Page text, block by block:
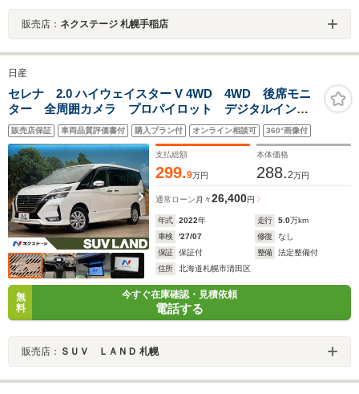
販売店： ネクステージ 札幌手稲店
日産
セレナ 2.0 ハイウェイスター V 4WD 4WD 後席モニ
ター 全周囲カメラ プロパイロット デジタルインナ
ーミラー SDナビ 両側電動ドア ブラインドスポット
モニター LEDヘッドライト 左右独立オートエアコ
ン 禁煙車 フルセグ ETC
販売店保証 車両品質評価書付 購入プラン付 オンライン相談可 360°画像付
支払総額
299.9万円
本体価格
288.2万円
通常ローン 月々26,400円
年式 2022年 走行 5.0万km
車検
'27/07 修復
なし
保証
保証付 整備
法定整備付
住所
北海道札幌市清田区
無
料
今すぐ在庫確認・見積依頼
電話する
販売店： ＳＵＶ ＬＡＮＤ 札幌